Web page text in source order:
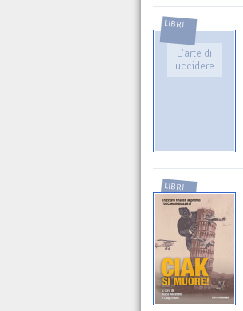
LIBRI
L'arte di
uccidere
LIBRI